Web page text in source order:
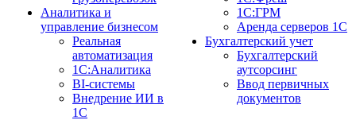
Аналитика и
управление бизнесом
Реальная
автоматизация
1С:Аналитика
BI-системы
Внедрение ИИ в
1С
1С:ГРМ
Аренда серверов 1С
Бухгалтерский учет
Бухгалтерский
аутсорсинг
Ввод первичных
документов